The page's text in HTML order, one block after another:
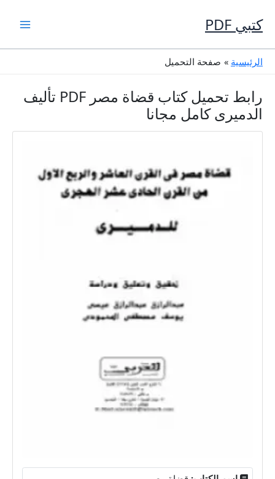
إلى
المحتوى
كتبي PDF
الرئيسية صفحة التحميل
رابط تحميل كتاب قضاة مصر PDF تأليف
الدميرى كامل مجانا